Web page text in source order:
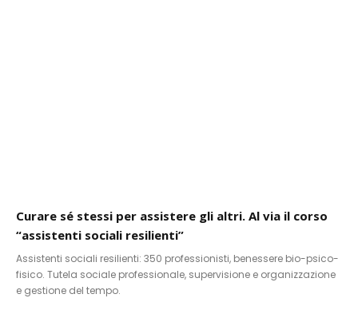
Curare sé stessi per assistere gli altri. Al via il corso
“assistenti sociali resilienti”
Assistenti sociali resilienti: 350 professionisti, benessere bio-psico-
fisico. Tutela sociale professionale, supervisione e organizzazione
e gestione del tempo.